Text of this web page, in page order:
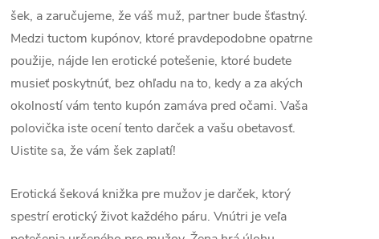
šek, a zaručujeme, že váš muž, partner bude šťastný.
Medzi tuctom kupónov, ktoré pravdepodobne opatrne
použije, nájde len erotické potešenie, ktoré budete
musieť poskytnúť, bez ohľadu na to, kedy a za akých
okolností vám tento kupón zamáva pred očami. Vaša
polovička iste ocení tento darček a vašu obetavosť.
Uistite sa, že vám šek zaplatí!
Erotická šeková knižka pre mužov je darček, ktorý
spestrí erotický život každého páru. Vnútri je veľa